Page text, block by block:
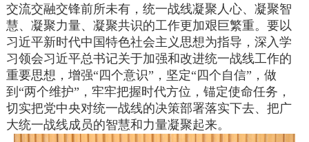
交流交融交锋前所未有，统一战线凝聚人心、凝聚智
慧、凝聚力量、凝聚共识的工作更加艰巨繁重。要以
习近平新时代中国特色社会主义思想为指导，深入学
习领会习近平总书记关于加强和改进统一战线工作的
重要思想，增强“四个意识”，坚定“四个自信”，做
到“两个维护”，牢牢把握时代方位，锚定使命任务，
切实把党中央对统一战线的决策部署落实下去、把广
大统一战线成员的智慧和力量凝聚起来。